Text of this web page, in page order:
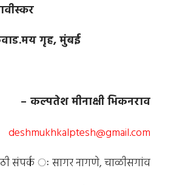
.मय गृह,मुंबई
– कल्पतेश मीनाक्षी भिकनराव
deshmukhkalptesh@gmail.com
संपर्क ः सागर नागणे, चाळीसगांव